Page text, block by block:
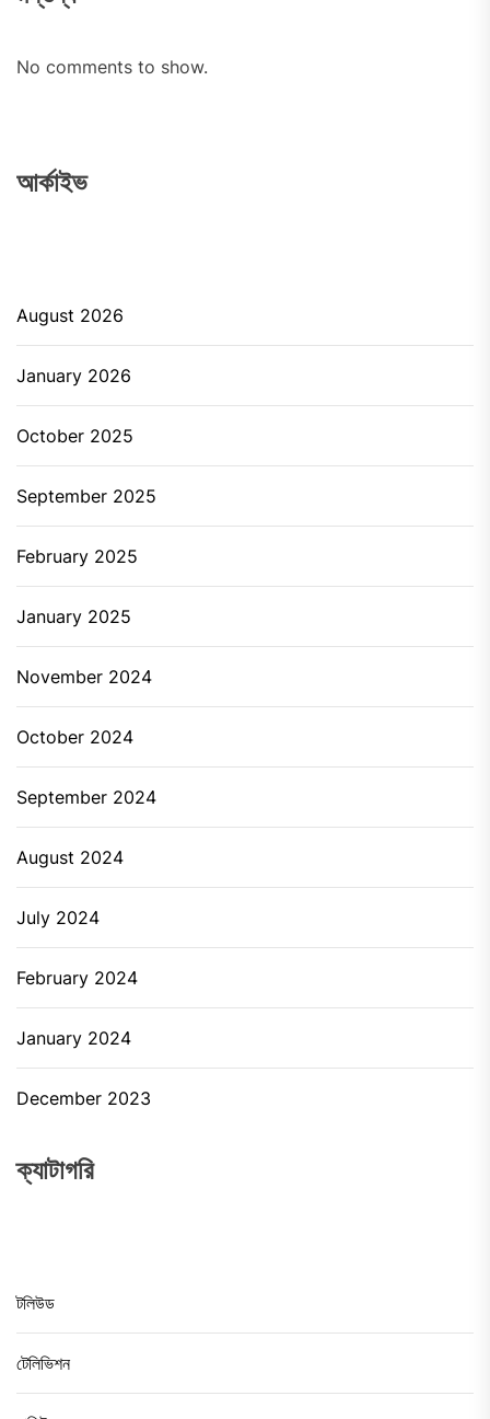
No comments to show.
আর্কাইভ
August 2026
January 2026
October 2025
September 2025
February 2025
January 2025
November 2024
October 2024
September 2024
August 2024
July 2024
February 2024
January 2024
December 2023
ক্যাটাগরি
টলিউড
টেলিভিশন